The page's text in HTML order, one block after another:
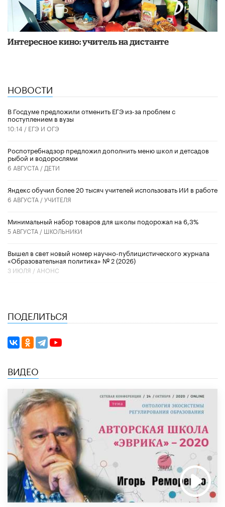
Интересное кино: учитель на дистанте
НОВОСТИ
В Госдуме предложили отменить ЕГЭ из-за проблем с
поступлением в вузы
10:14 / ЕГЭ И ОГЭ
Роспотребнадзор предложил дополнить меню школ и детсадов
рыбой и водорослями
6 АВГУСТА / ДЕТИ
​Яндекс обучил более 20 тысяч учителей использовать ИИ в работе
6 АВГУСТА /УЧИТЕЛЯ
Минимальный набор товаров для школы подорожал на 6,3%
5 АВГУСТА / ШКОЛЬНИКИ
Вышел в свет новый номер научно-публицистического журнала
«Образовательная политика» № 2 (2026)
3 ИЮЛЯ / АНОНС
ПОДЕЛИТЬСЯ
ВИДЕО